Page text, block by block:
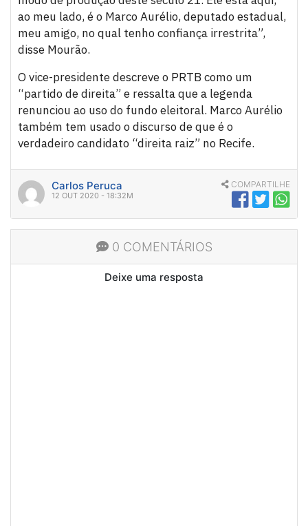
ao meu lado, é o Marco Aurélio, deputado estadual,
meu amigo, no qual tenho confiança irrestrita”,
disse Mourão.
O vice-presidente descreve o PRTB como um
“partido de direita” e ressalta que a legenda
renunciou ao uso do fundo eleitoral. Marco Aurélio
também tem usado o discurso de que é o
verdadeiro candidato “direita raiz” no Recife.
Carlos Peruca
12 OUT 2020 - 18:32M
COMPARTILHE
0 COMENTÁRIOS
Deixe uma resposta